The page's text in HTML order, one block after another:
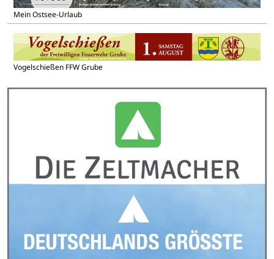
Mein Ostsee-Urlaub
Vogelschießen FFW Grube